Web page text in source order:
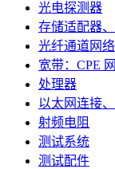
光电探测器
存储适配器
光纤通道网络
宽带：CPE
处理器
以太网连接
射频电阻
测试系统
测试配件